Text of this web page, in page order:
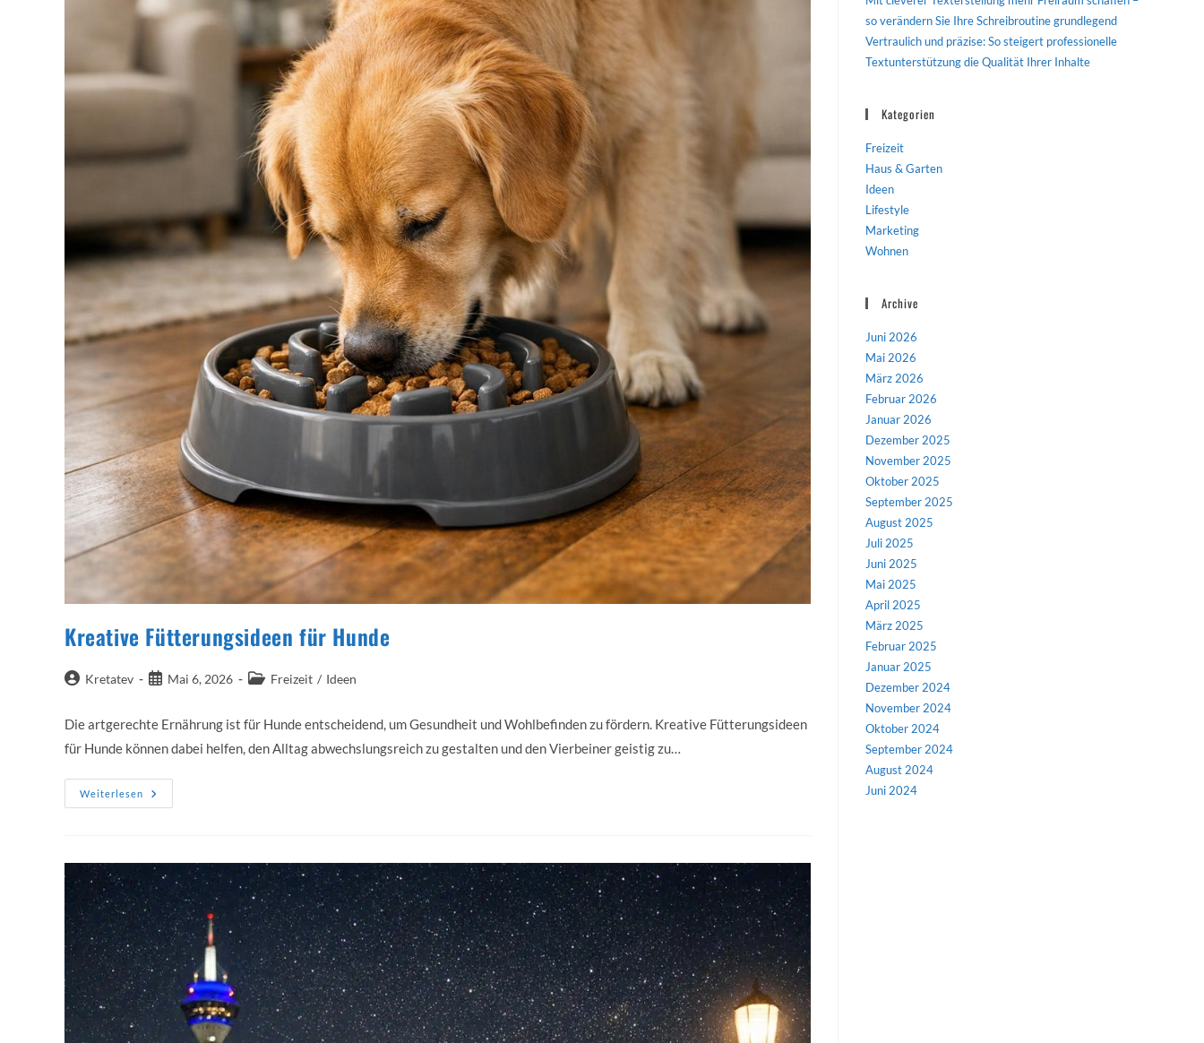
Kreative Fütterungsideen für Hunde
Beitrags-
Kretatev
BeitragMai 6, 2026
Beitrags-
Freizeit / Ideen
Die artgerechte Ernährung ist für Hunde entscheidend, um Gesundheit und Wohlbefinden zu fördern. Kreative Fütterungsideen
für Hunde können dabei helfen, den Alltag abwechslungsreich zu gestalten und den Vierbeiner geistig zu…
Weiterlesen
Kreative
Fütterungsideen
so verändern Sie Ihre Schreibroutine grundlegend
Vertraulich und präzise: So steigert professionelle
Textunterstützung die Qualität Ihrer Inhalte
Kategorien
Freizeit
Haus & Garten
Ideen
Lifestyle
Marketing
Wohnen
Archive
Juni 2026
Mai 2026
März 2026
Februar 2026
Januar 2026
Dezember 2025
November 2025
Oktober 2025
September 2025
August 2025
Juli 2025
Juni 2025
Mai 2025
April 2025
März 2025
Februar 2025
Januar 2025
Dezember 2024
November 2024
Oktober 2024
September 2024
August 2024
Juni 2024